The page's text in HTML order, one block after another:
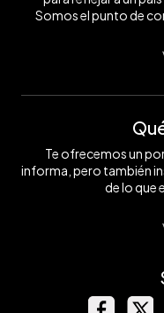
Somos el punto de
Te ofrecemos un
informa, pero también
de lo que